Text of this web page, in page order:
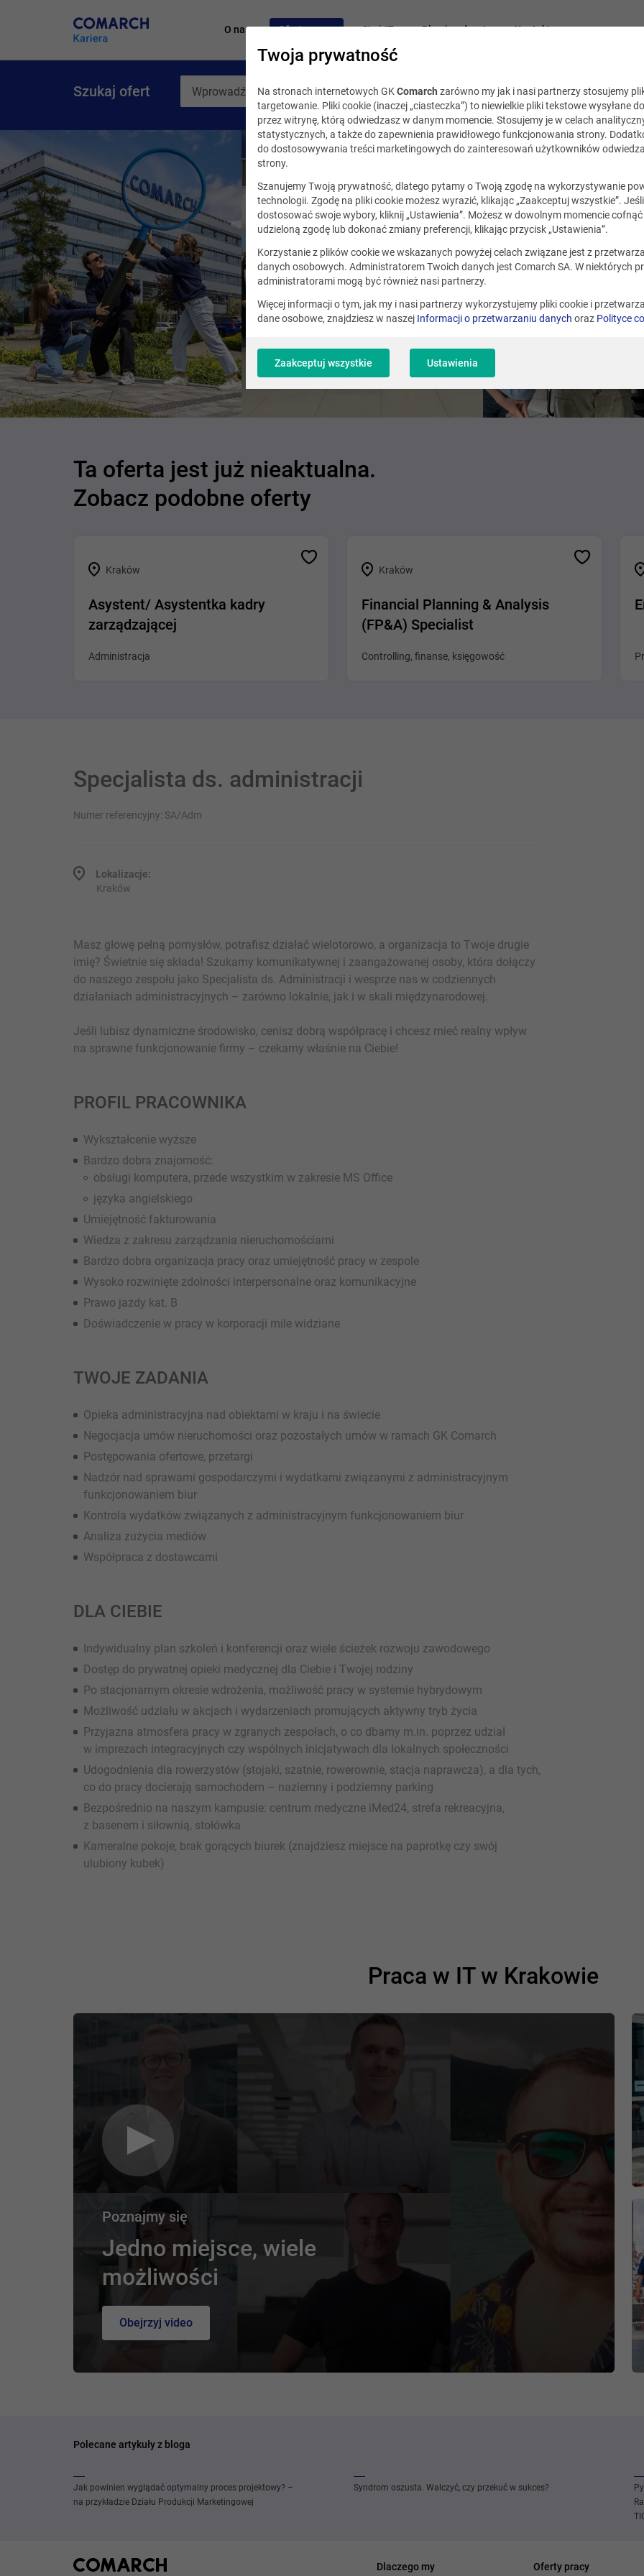
O nas Oferty pracy Staż IT Blog i podcast Kontakt
Szukaj ofert
Ta oferta jest już nieaktualna.
Zobacz podobne oferty
Kraków
Asystent/ Asystentka kadry
zarządzającej
Administracja
Kraków
Financial Planning & Analysis
(FP&A) Specialist
Controlling, finanse, księgowość
Specjalista ds. administracji
Numer referencyjny: SA/Adm
Lokalizacje:
Kraków
Masz głowę pełną pomysłów, potrafisz działać wielotorowo, a organizacja to Twoje drugie
imię? Świetnie się składa! Szukamy komunikatywnej i zaangażowanej osoby, która dołączy
do naszego zespołu jako Specjalista ds. Administracji i wesprze nas w codziennych
działaniach administracyjnych – zarówno lokalnie, jak i w skali międzynarodowej.
Jeśli lubisz dynamiczne środowisko, cenisz dobrą współpracę i chcesz mieć realny wpływ
na sprawne funkcjonowanie firmy – czekamy właśnie na Ciebie!
PROFIL PRACOWNIKA
Wykształcenie wyższe
Bardzo dobra znajomość:
obsługi komputera, przede wszystkim w zakresie MS Office
języka angielskiego
Umiejętność fakturowania
Wiedza z zakresu zarządzania nieruchomościami
Bardzo dobra organizacja pracy oraz umiejętność pracy w zespole
Wysoko rozwinięte zdolności interpersonalne oraz komunikacyjne
Prawo jazdy kat. B
Doświadczenie w pracy w korporacji mile widziane
TWOJE ZADANIA
Opieka administracyjna nad obiektami w kraju i na świecie
Negocjacja umów nieruchomości oraz pozostałych umów w ramach GK Comarch
Postępowania ofertowe, przetargi
Nadzór nad sprawami gospodarczymi i wydatkami związanymi z administracyjnym
funkcjonowaniem biur
Kontrola wydatków związanych z administracyjnym funkcjonowaniem biur
Analiza zużycia mediów
Współpraca z dostawcami
DLA CIEBIE
Indywidualny plan szkoleń i konferencji oraz wiele ścieżek rozwoju zawodowego
Dostęp do prywatnej opieki medycznej dla Ciebie i Twojej rodziny
Po stacjonarnym okresie wdrożenia, możliwość pracy w systemie hybrydowym
Możliwość udziału w akcjach i wydarzeniach promujących aktywny tryb życia
Przyjazna atmosfera pracy w zgranych zespołach, o co dbamy m.in. poprzez udział
w imprezach integracyjnych czy wspólnych inicjatywach dla lokalnych społeczności
Udogodnienia dla rowerzystów (stojaki, szatnie, rowerownie, stacja naprawcza), a dla tych,
co do pracy docierają samochodem – naziemny i podziemny parking
Bezpośrednio na naszym kampusie: centrum medyczne iMed24, strefa rekreacyjna,
z basenem i siłownią, stołówka
Kameralne pokoje, brak gorących biurek (znajdziesz miejsce na paprotkę czy swój
ulubiony kubek)
Praca w IT w Krakowie
Poznajmy się
Jedno miejsce, wiele
możliwości
Obejrzyj video
Polecane artykuły z bloga
Jak powinien wyglądać optymalny proces projektowy? –
na przykładzie Działu Produkcji Marketingowej
Syndrom oszusta. Walczyć, czy przekuć w sukces?
Dlaczego my Oferty pracy
Twoja prywatność
Na stronach internetowych GKComarch zarówno my jak i nasi partnerzy stosujemy
targetowanie. Pliki cookie (inaczej „ciasteczka”) to niewielkie pliki tekstowe wysyłane
przez witrynę, którą odwiedzasz w danym momencie. Stosujemy je w celach
statystycznych, a także do zapewnienia prawidłowego funkcjonowania strony.
do dostosowywania treści marketingowych do zainteresowań użytkowników
strony.
Szanujemy Twoją prywatność, dlatego pytamy o Twoją zgodę na wykorzystywanie
technologii. Zgodę na pliki cookie możesz wyrazić, klikając „Zaakceptuj wszystkie”.
dostosować swoje wybory, kliknij „Ustawienia”. Możesz w dowolnym momencie
udzieloną zgodę lub dokonać zmiany preferencji, klikając przycisk „Ustawienia”.
Korzystanie z plików cookie we wskazanych powyżej celach związane jest z
danych osobowych. Administratorem Twoich danych jest Comarch SA. W niektórych
administratorami mogą być również nasi partnerzy.
Więcej informacji o tym, jak my i nasi partnerzy wykorzystujemy pliki cookie i
dane osobowe, znajdziesz w naszej Informacji o przetwarzaniu danych oraz Polityce
Zaakceptuj wszystkie Ustawienia